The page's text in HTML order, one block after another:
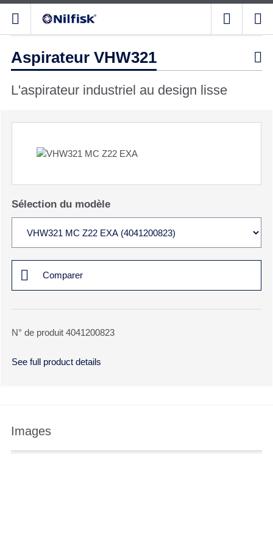
Aspirateur VHW321 
L'aspirateur industriel au design lisse
Sélection du modèle
Comparer
N° de produit 4041200823
See full product details
Images